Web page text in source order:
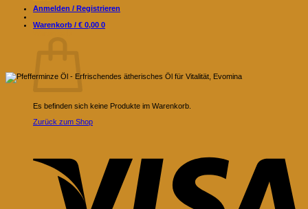
Anmelden / Registrieren
Warenkorb / € 0,00 0
Es befinden sich keine Produkte im Warenkorb.
Zurück zum Shop